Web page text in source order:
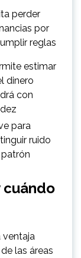
perder
por
reglas
estimar
dinero
con
para
ruido
cuándo
ventaja
las áreas